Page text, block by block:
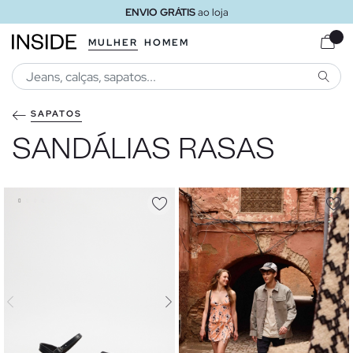
ENVIO GRÁTISao loja
MULHER HOMEM
SAPATOS
SANDÁLIAS RASAS